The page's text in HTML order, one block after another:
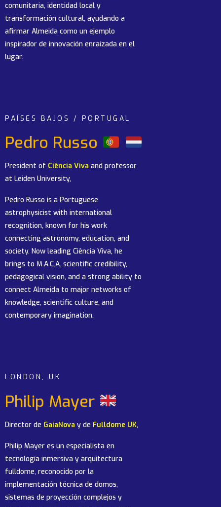
comunitaria, identidad local y
transformación cultural, ayudando a
afirmar Almeida como un ejemplo
inspirador de innovación enraizada en el
lugar.
PAÍSES BAJOS / PORTUGAL
Pedro Russo
President of Ciência Viva and professor
at Leiden University,
Pedro Russo is a Portuguese
astrophysicist with international
recognition, known for his work
connecting astronomy, education, and
society. Now leading Ciência Viva, he
brings to M.A.C.A. scientific credibility,
pedagogical vision, and a strong ability to
connect Almeida to major networks of
knowledge, scientific culture, and
contemporary imagination.
LONDON, UK
Philip Mayer
Director de GaiaNova y de Fulldome UK,
Philip Mayer es un especialista en
tecnología inmersiva y arquitectura
fulldome, reconocido por la
implementación técnica de domos,
sistemas de proyección complejos y